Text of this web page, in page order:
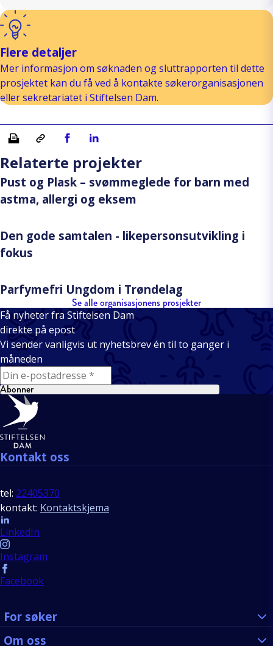
Flere detaljer
Mer informasjon om søknaden og sluttrapporten til dette
prosjektet kan du få ved å kontakte søkerorganisasjonen
eller sekretariatet i Stiftelsen Dam.
Skriv ut Kopiera länkDel på Facebook
Del på Linkedin
Relaterte projekter
Pust og Plask – svømmeglede for barn med
astma, allergi og eksem
Den gode samtalen - likepersonsutvikling i
fokus
Parfymefri Ungdom i Trøndelag
Se alle organisasjonens prosjekter
Få nyheter fra Stiftelsen Dam
direkte på epost
Vi sender vanligvis ut nyhetsbrev én til to ganger i
måneden
E-mail
Abonner
Bunntekst
Kontakt oss
tel: 22405370
kontakt: Kontaktskjema
Follow us
LinkedIn
Instagram
Facebook
For søker
Om oss